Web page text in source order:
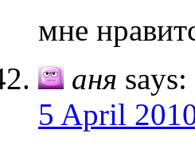
мне
аня says:
5 April